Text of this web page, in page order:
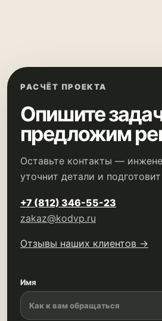
РАСЧЁТ ПРОЕКТА
Опишите
предложим
Оставьте контакты —
уточнит детали и
+7 (812) 346-55-23
zakaz@kodvp.ru
Отзывы наших клиентов →
Имя